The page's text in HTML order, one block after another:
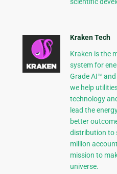
scientific
Kraken Tech
Kraken is the
system for
Grade AI™
we help
technology
lead the
better
distribution to
million
mission to
universe.